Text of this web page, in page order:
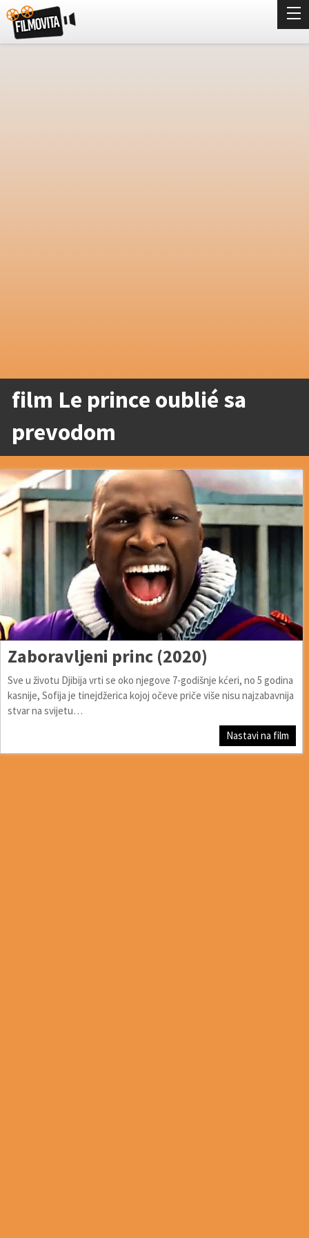
film Le prince oublié sa
prevodom
Zaboravljeni princ (2020)
Sve u životu Djibija vrti se oko njegove 7-godišnje kćeri, no 5 godina
kasnije, Sofija je tinejdžerica kojoj očeve priče više nisu najzabavnija
stvar na svijetu…
Nastavi na film